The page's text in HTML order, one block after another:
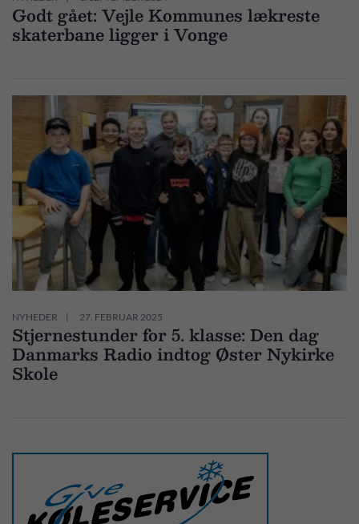
Godt gået: Vejle Kommunes lækreste
skaterbane ligger i Vonge
NYHEDER 27. FEBRUAR 2025
Stjernestunder for 5. klasse: Den dag
Danmarks Radio indtog Øster Nykirke
Skole